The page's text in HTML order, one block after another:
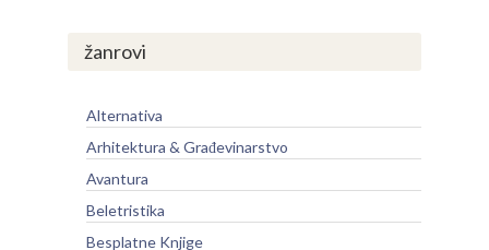
žanrovi
Alternativa
Arhitektura & Građevinarstvo
Avantura
Beletristika
Besplatne Knjige